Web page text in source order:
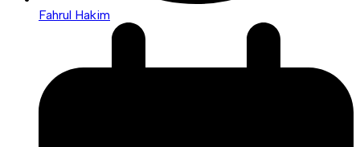
Fahrul Hakim